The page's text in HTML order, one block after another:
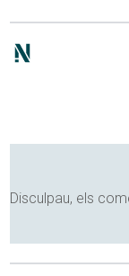
Disculpau, els